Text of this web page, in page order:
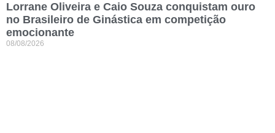
Lorrane Oliveira e Caio Souza conquistam ouro
no Brasileiro de Ginástica em competição
emocionante
08/08/2026